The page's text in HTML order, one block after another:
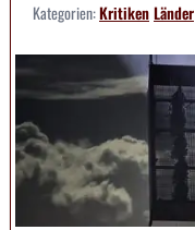
Kategorien:KritikenLänder